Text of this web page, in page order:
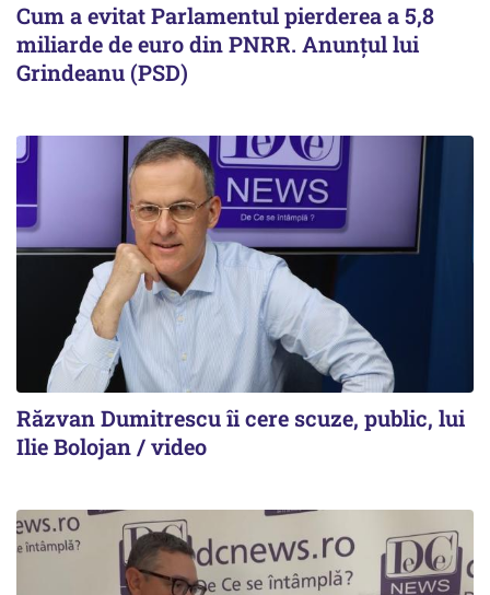
Cum a evitat Parlamentul pierderea a 5,8
miliarde de euro din PNRR. Anunțul lui
Grindeanu (PSD)
Răzvan Dumitrescu îi cere scuze, public, lui
Ilie Bolojan / video